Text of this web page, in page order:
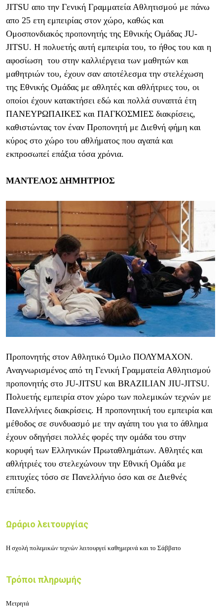
JITSU απο την Γενική Γραμματεία Αθλητισμού με πάνω
απο 25 ετη εμπειρίας στον χώρο, καθώς και
Ομοσπονδιακός προπονητής της Εθνικής Ομάδας JU-
JITSU. Η πολυετής αυτή εμπειρία του, το ήθος του και η
αφοσίωση του στην καλλιέργεια των μαθητών και
μαθητριών του, έχουν σαν αποτέλεσμα την στελέχωση
της Eθνικής Oμάδας με αθλητές και αθλήτριες του, oι
οποίοι έχουν κατακτήσει εδώ και πολλά συναπτά έτη
ΠΑΝΕΥΡΩΠΑΙΚΕΣ και ΠΑΓΚΟΣΜΙΕΣ διακρίσεις,
καθιστώντας τον έναν Προπονητή με Διεθνή φήμη και
κύρος στο χώρο του αθλήματος που αγαπά και
εκπροσωπεί επάξια τόσα χρόνια.
ΜΑΝΤΕΛΟΣ ΔΗΜΗΤΡΙΟΣ
Προπονητής στον Αθλητικό Όμιλο ΠΟΛΥΜΑΧΟΝ.
Αναγνωρισμένος από τη Γενική Γραμματεία Αθλητισμού
προπονητής στο JU-JITSU και BRAZILIAN JIU-JITSU.
Πολυετής εμπειρία στον χώρο των πολεμικών τεχνών με
Πανελλήνιες διακρίσεις. Η προπονητική του εμπειρία και
μέθοδος σε συνδυασμό με την αγάπη του για το άθλημα
έχουν οδηγήσει πολλές φορές την ομάδα του στην
κορυφή των Eλληνικών Πρωταθλημάτων. Αθλητές και
αθλήτριές του στελεχώνουν την Εθνική Ομάδα με
επιτυχίες τόσο σε Πανελλήνιο όσο και σε Διεθνές
επίπεδο.
Ωράριο λειτουργίας
Η σχολή πολεμικών τεχνών λειτουργεί καθημερινά και το Σάββατο
Τρόποι πληρωμής
Μετρητά